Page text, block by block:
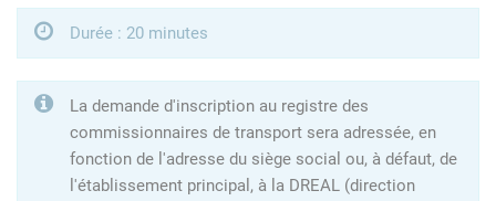
Durée : 20 minutes
La demande d'inscription au registre des
commissionnaires de transport sera adressée, en
fonction de l'adresse du siège social ou, à défaut, de
l'établissement principal, à la DREAL (direction